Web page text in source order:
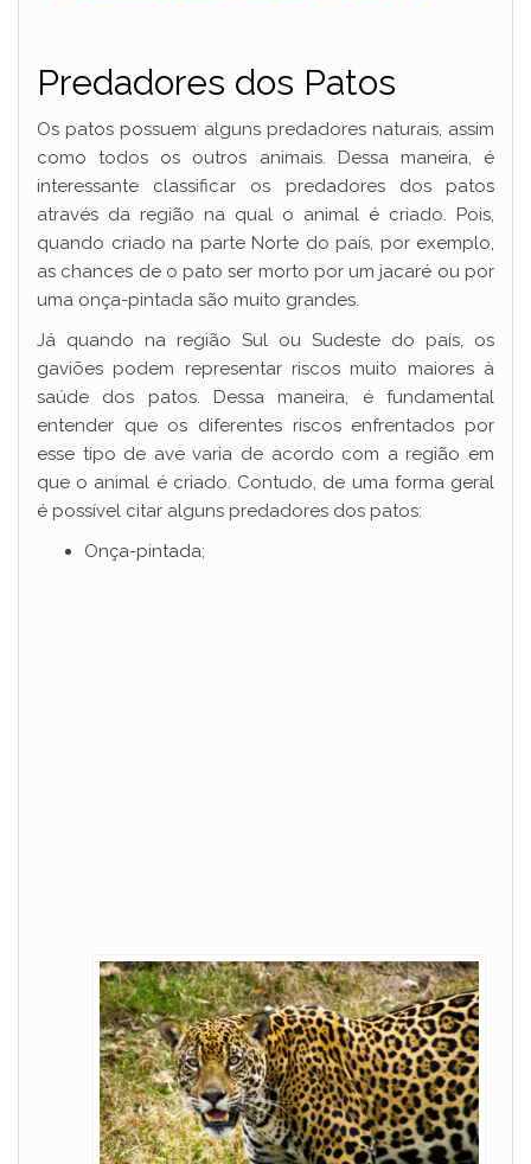
y
V
i
d
e
o
Predadores dos Patos
Os patos possuem alguns predadores naturais, assim
como todos os outros animais. Dessa maneira, é
interessante classificar os predadores dos patos
através da região na qual o animal é criado. Pois,
quando criado na parte Norte do país, por exemplo,
as chances de o pato ser morto por um jacaré ou por
uma onça-pintada são muito grandes.
Já quando na região Sul ou Sudeste do país, os
gaviões podem representar riscos muito maiores à
saúde dos patos. Dessa maneira, é fundamental
entender que os diferentes riscos enfrentados por
esse tipo de ave varia de acordo com a região em
que o animal é criado. Contudo, de uma forma geral
é possível citar alguns predadores dos patos:
Onça-pintada;